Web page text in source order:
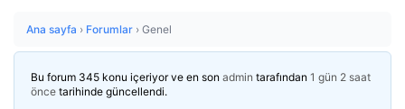
Ana sayfa › Forumlar › Genel
Bu forum 345 konu içeriyor ve en son admin tarafından 1 gün 2 saat
önce tarihinde güncellendi.